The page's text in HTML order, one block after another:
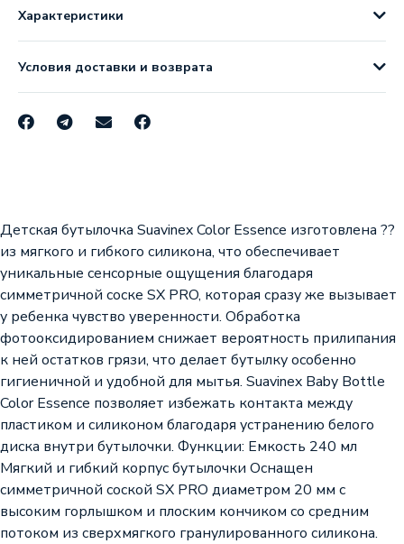
Характеристики
Условия доставки и возврата
Детская бутылочка Suavinex Color Essence изготовлена ??
из мягкого и гибкого силикона, что обеспечивает
уникальные сенсорные ощущения благодаря
симметричной соске SX PRO, которая сразу же вызывает
у ребенка чувство уверенности. Обработка
фотооксидированием снижает вероятность прилипания
к ней остатков грязи, что делает бутылку особенно
гигиеничной и удобной для мытья. Suavinex Baby Bottle
Color Essence позволяет избежать контакта между
пластиком и силиконом благодаря устранению белого
диска внутри бутылочки. Функции: Емкость 240 мл
Мягкий и гибкий корпус бутылочки Оснащен
симметричной соской SX PRO диаметром 20 мм с
высоким горлышком и плоским кончиком со средним
потоком из сверхмягкого гранулированного силикона.